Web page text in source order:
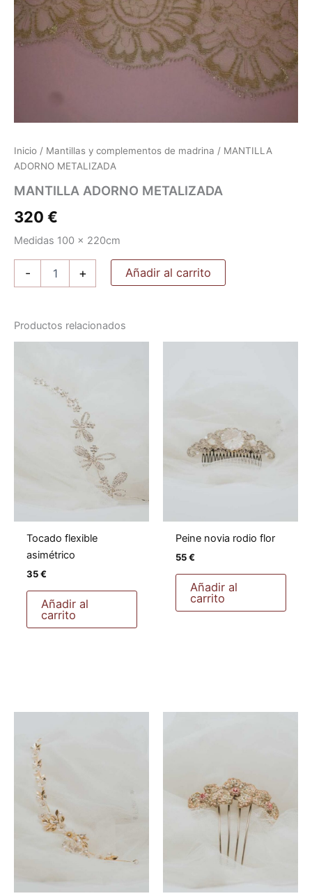
Inicio / Mantillas y complementos de madrina / MANTILLA
ADORNO METALIZADA
MANTILLA ADORNO METALIZADA
320 €
Medidas 100 x 220cm
- + Añadir al carrito
Productos relacionados
Tocado flexible
asimétrico
35€
Añadir al
carrito
Peine novia rodio flor
55€
Añadir al
carrito